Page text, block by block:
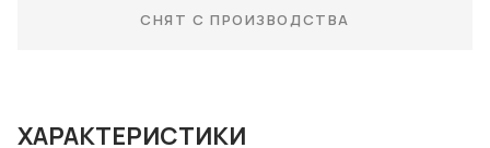
СНЯТ С ПРОИЗВОДСТВА
ХАРАКТЕРИСТИКИ